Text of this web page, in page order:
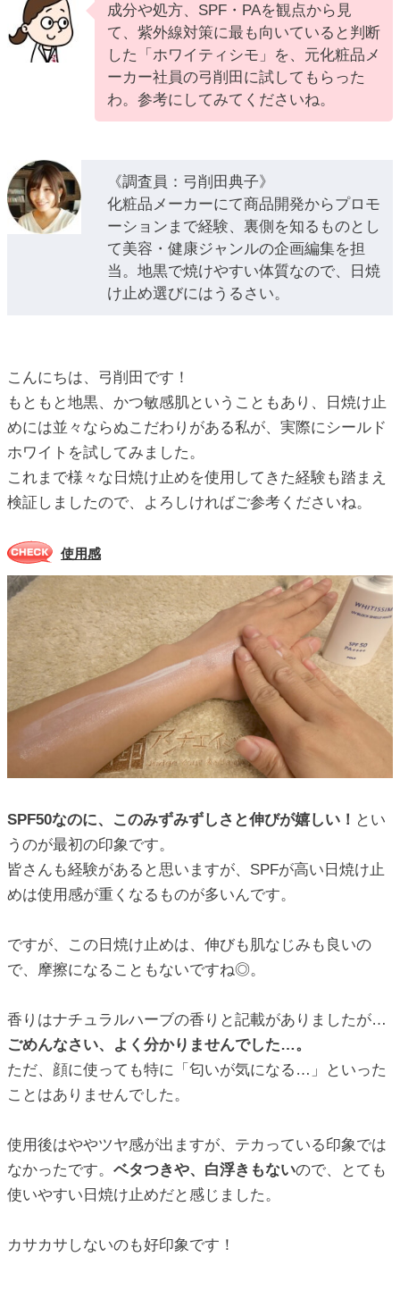
成分や処方、SPF・PAを観点から見
て、紫外線対策に最も向いていると判断
した「ホワイティシモ」を、元化粧品メ
ーカー社員の弓削田に試してもらった
わ。参考にしてみてくださいね。
《調査員：弓削田典子》
化粧品メーカーにて商品開発からプロモ
ーションまで経験、裏側を知るものとし
て美容・健康ジャンルの企画編集を担
当。地黒で焼けやすい体質なので、日焼
け止め選びにはうるさい。
こんにちは、弓削田です！
もともと地黒、かつ敏感肌ということもあり、日焼け止
めには並々ならぬこだわりがある私が、実際にシールド
ホワイトを試してみました。
これまで様々な日焼け止めを使用してきた経験も踏まえ
検証しましたので、よろしければご参考くださいね。
使用感
SPF50なのに、このみずみずしさと伸びが嬉しい！ とい
うのが最初の印象です。
皆さんも経験があると思いますが、SPFが高い日焼け止
めは使用感が重くなるものが多いんです。
ですが、この日焼け止めは、伸びも肌なじみも良いの
で、摩擦になることもないですね◎。
香りはナチュラルハーブの香りと記載がありましたが…
ごめんなさい、よく分かりませんでした…。
ただ、顔に使っても特に「匂いが気になる…」といった
ことはありませんでした。
使用後はややツヤ感が出ますが、テカっている印象では
なかったです。 ベタつきや、白浮きもないので、とても
使いやすい日焼け止めだと感じました。
カサカサしないのも好印象です！